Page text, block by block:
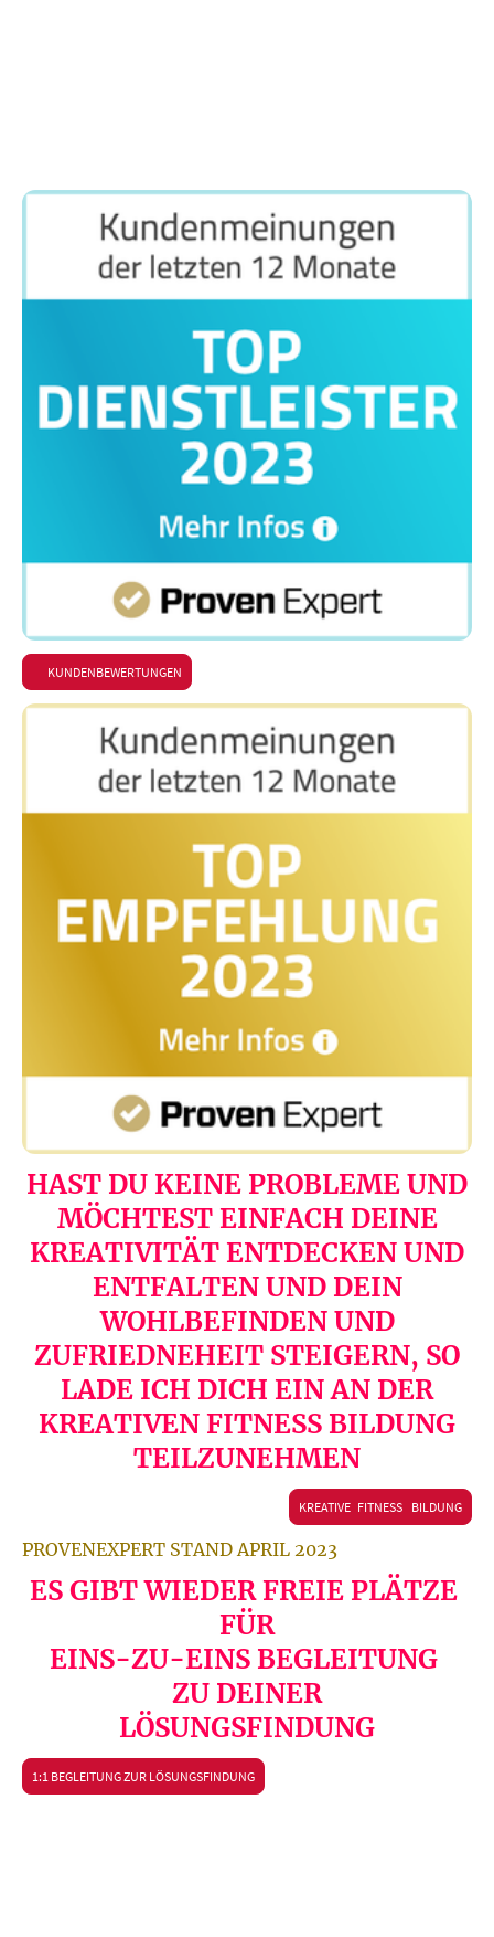
KUNDENBEWERTUNGEN
HAST DU KEINE PROBLEME UND
MÖCHTEST EINFACH DEINE
KREATIVITÄT ENTDECKEN UND
ENTFALTEN UND DEIN
WOHLBEFINDEN UND
ZUFRIEDNEHEIT STEIGERN, SO
LADE ICH DICH EIN AN DER
KREATIVEN FITNESS BILDUNG
TEILZUNEHMEN
KREATIVE FITNESS BILDUNG
PROVENEXPERT STAND APRIL 2023
ES GIBT WIEDER FREIE PLÄTZE
FÜR
EINS-ZU-EINS BEGLEITUNG
ZU DEINER
LÖSUNGSFINDUNG
1:1 BEGLEITUNG ZUR LÖSUNGSFINDUNG